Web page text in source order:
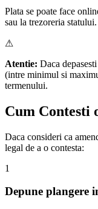
Plata se poate face
sau la trezoreria statului.
⚠
Atentie: Daca
(intre minimul si
termenului.
Cum Contesti
Daca consideri ca
legal de a o contesta:
1
Depune plangere